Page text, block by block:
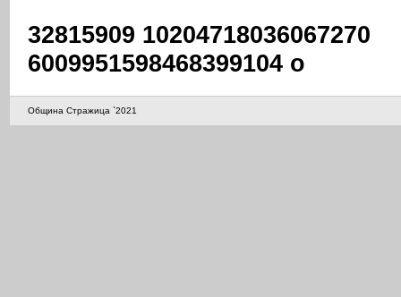
32815909 10204718036067270
6009951598468399104 o
Община Стражица `2021